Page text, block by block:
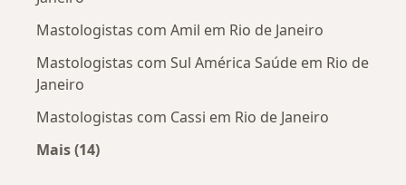
Mastologistas com Amil em Rio de Janeiro
Mastologistas com Sul América Saúde em Rio de
Janeiro
Mastologistas com Cassi em Rio de Janeiro
Mais (14)